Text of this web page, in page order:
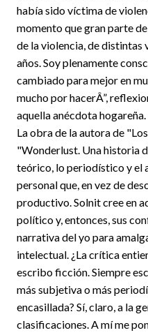
había sido víctima de
momento que gran parte
de la violencia, de distintas
años. Soy plenamente
cambiado para mejor en
mucho por hacerÂ”,
aquella anécdota hogareña.
La obra de la autora de
"Wonderlust. Una historia
teórico, lo periodístico y el
personal que, en vez de
productivo. Solnit cree en
político y, entonces, sus
narrativa del yo para
intelectual. ¿La crítica
escribo ficción. Siempre
más subjetiva o más
encasillada? Sí, claro, a la
clasificaciones. A mí me